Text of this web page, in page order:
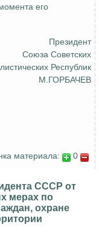
его
Президент
Союза Советских
Республик
М.ГОРБАЧЕВ
материала: 0
СССР от
мерах по
охране